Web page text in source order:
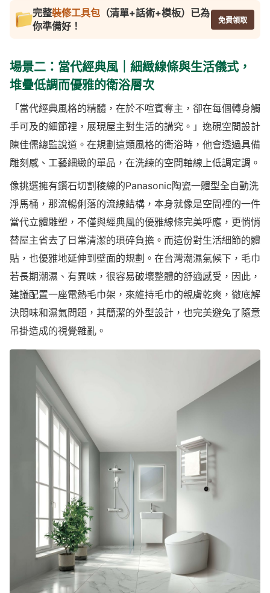
完整裝修工具包 （清單+話術+模板）已為
你準備好！
免費領取
場景二：當代經典風｜細緻線條與生活儀式，
堆疊低調而優雅的衛浴層次
「當代經典風格的精髓，在於不喧賓奪主，卻在每個轉身觸
手可及的細節裡，展現屋主對生活的講究。」逸硯空間設計
陳佳儒總監說道。在規劃這類風格的衛浴時，他會透過具備
雕刻感、工藝細緻的單品，在洗練的空間軸線上低調定調。
像挑選擁有鑽石切割稜線的Panasonic陶瓷一體型全自動洗
淨馬桶，那流暢俐落的流線結構，本身就像是空間裡的一件
當代立體雕塑，不僅與經典風的優雅線條完美呼應，更悄悄
替屋主省去了日常清潔的瑣碎負擔。而這份對生活細節的體
貼，也優雅地延伸到壁面的規劃。在台灣潮濕氣候下，毛巾
若長期潮濕、有異味，很容易破壞整體的舒適感受，因此，
建議配置一座電熱毛巾架，來維持毛巾的親膚乾爽，徹底解
決悶味和濕氣問題，其簡潔的外型設計，也完美避免了隨意
吊掛造成的視覺雜亂。